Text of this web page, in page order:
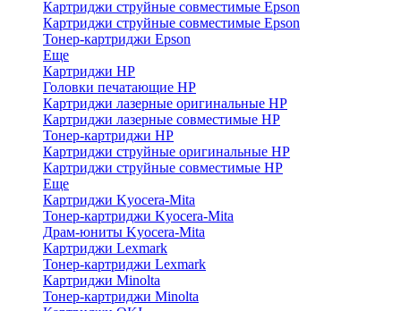
Картриджи струйные совместимые Epson
Картриджи струйные совместимые Epson
Тонер-картриджи Epson
Еще
Картриджи HP
Головки печатающие HP
Картриджи лазерные оригинальные HP
Картриджи лазерные совместимые HP
Тонер-картриджи HP
Картриджи струйные оригинальные HP
Картриджи струйные совместимые HP
Еще
Картриджи Kyocera-Mita
Тонер-картриджи Kyocera-Mita
Драм-юниты Kyocera-Mita
Картриджи Lexmark
Тонер-картриджи Lexmark
Картриджи Minolta
Тонер-картриджи Minolta